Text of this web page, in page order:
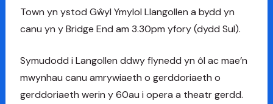
Town yn ystod Gŵyl Ymylol Llangollen a bydd yn
canu yn y Bridge End am 3.30pm yfory (dydd Sul).
Symudodd i Langollen ddwy flynedd yn ôl ac mae’n
mwynhau canu amrywiaeth o gerddoriaeth o
gerddoriaeth werin y 60au i opera a theatr gerdd.